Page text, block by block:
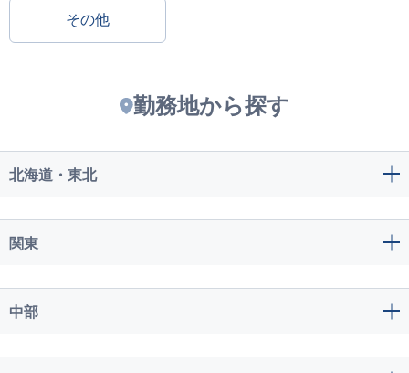
その他
勤務地から探す
北海道・東北
関東
中部